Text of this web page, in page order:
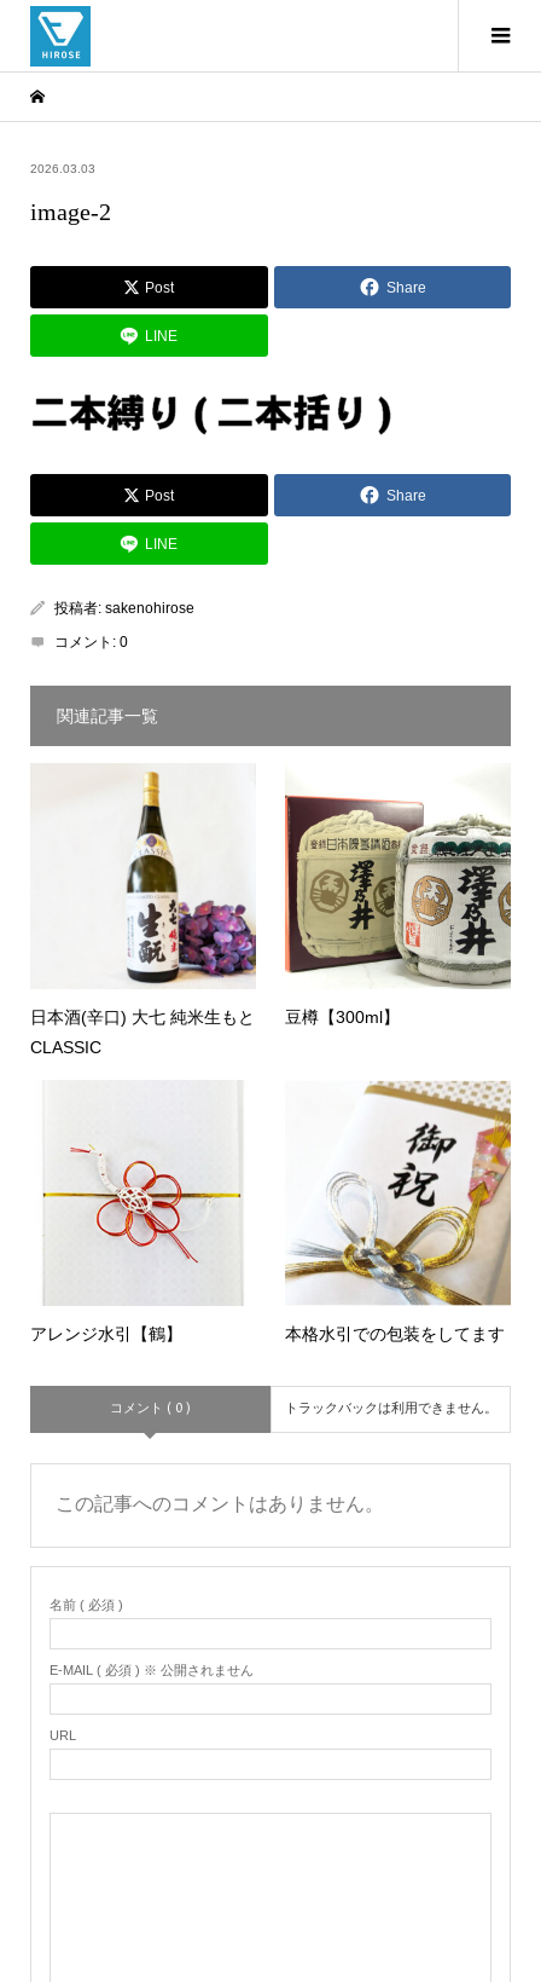
2026.03.03
image-2
Post Share
LINE
Post Share
LINE
投稿者: sakenohirose
コメント: 0
関連記事一覧
日本酒(辛口) 大七 純米生もと
CLASSIC
豆樽【300ml】
アレンジ水引【鶴】 本格水引での包装をしてます
コメント ( 0 ) トラックバックは利用できません。
この記事へのコメントはありません。
名前 ( 必須 )
E-MAIL ( 必須 ) ※ 公開されません
URL